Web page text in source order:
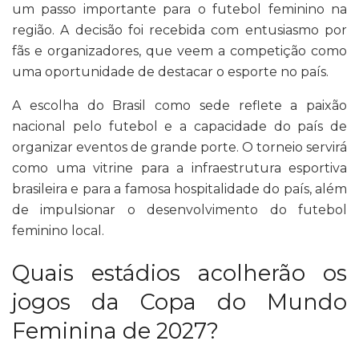
um passo importante para o futebol feminino na
região. A decisão foi recebida com entusiasmo por
fãs e organizadores, que veem a competição como
uma oportunidade de destacar o esporte no país.
A escolha do Brasil como sede reflete a paixão
nacional pelo futebol e a capacidade do país de
organizar eventos de grande porte. O torneio servirá
como uma vitrine para a infraestrutura esportiva
brasileira e para a famosa hospitalidade do país, além
de impulsionar o desenvolvimento do futebol
feminino local.
Quais estádios acolherão os
jogos da Copa do Mundo
Feminina de 2027?